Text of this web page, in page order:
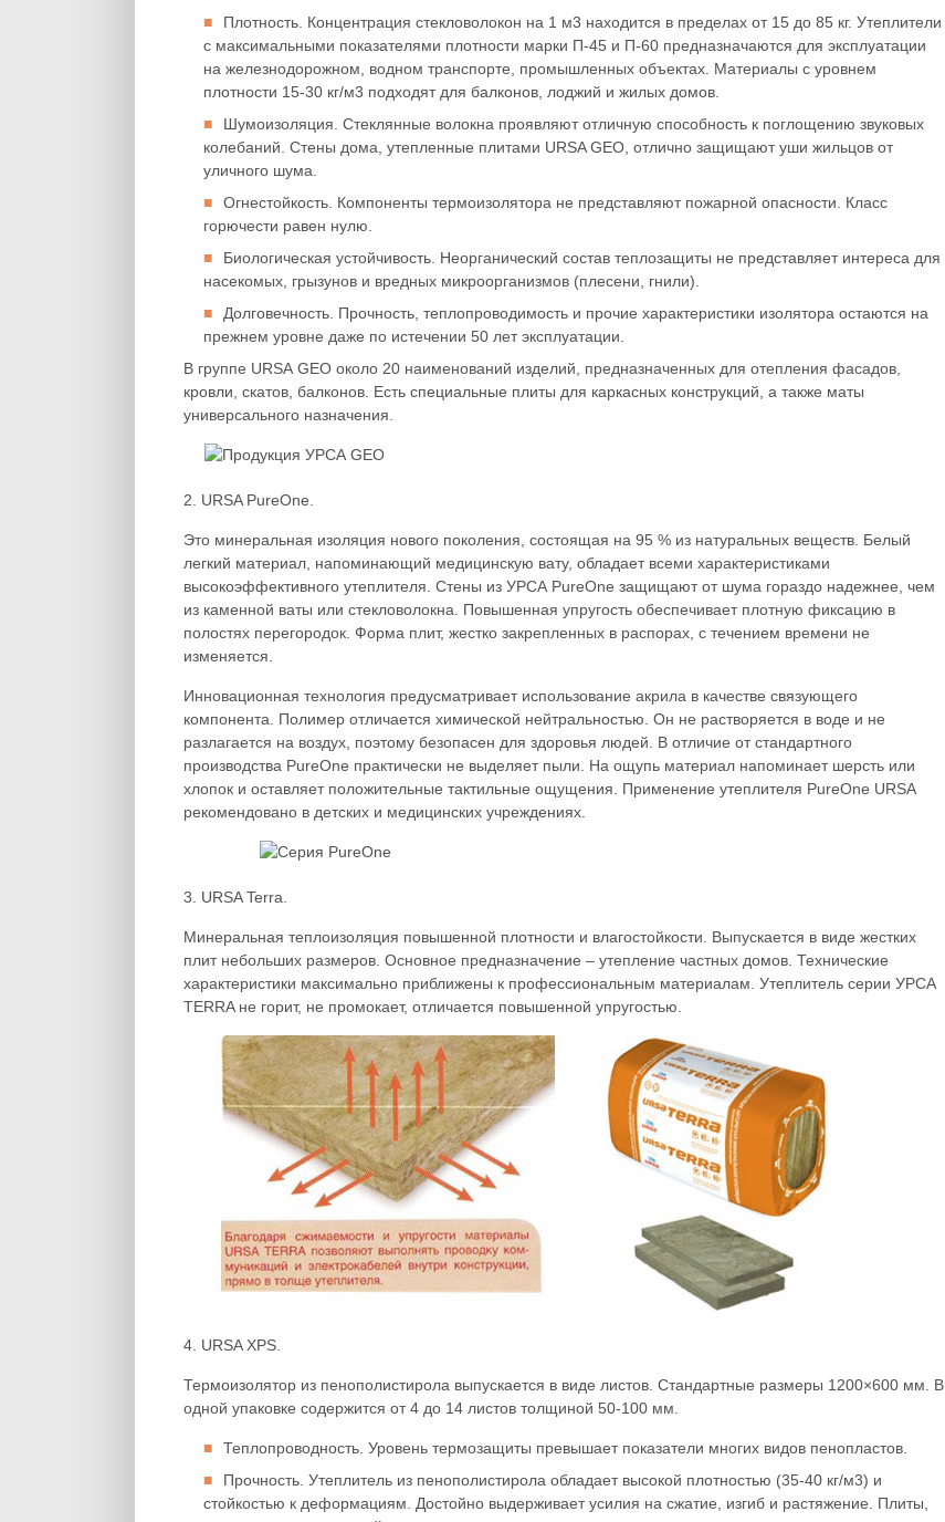
Плотность. Концентрация стекловолокон на 1 м3 находится в пределах от 15 до 85 кг. Утеплители
с максимальными показателями плотности марки П-45 и П-60 предназначаются для эксплуатации
на железнодорожном, водном транспорте, промышленных объектах. Материалы с уровнем
плотности 15-30 кг/м3 подходят для балконов, лоджий и жилых домов.
Шумоизоляция. Стеклянные волокна проявляют отличную способность к поглощению звуковых
колебаний. Стены дома, утепленные плитами URSA GEO, отлично защищают уши жильцов от
уличного шума.
Огнестойкость. Компоненты термоизолятора не представляют пожарной опасности. Класс
горючести равен нулю.
Биологическая устойчивость. Неорганический состав теплозащиты не представляет интереса для
насекомых, грызунов и вредных микроорганизмов (плесени, гнили).
Долговечность. Прочность, теплопроводимость и прочие характеристики изолятора остаются на
прежнем уровне даже по истечении 50 лет эксплуатации.
В группе URSA GEO около 20 наименований изделий, предназначенных для отепления фасадов,
кровли, скатов, балконов. Есть специальные плиты для каркасных конструкций, а также маты
универсального назначения.
2. URSA PureOne.
Это минеральная изоляция нового поколения, состоящая на 95 % из натуральных веществ. Белый
легкий материал, напоминающий медицинскую вату, обладает всеми характеристиками
высокоэффективного утеплителя. Стены из УРСА PureOne защищают от шума гораздо надежнее, чем
из каменной ваты или стекловолокна. Повышенная упругость обеспечивает плотную фиксацию в
полостях перегородок. Форма плит, жестко закрепленных в распорах, с течением времени не
изменяется.
Инновационная технология предусматривает использование акрила в качестве связующего
компонента. Полимер отличается химической нейтральностью. Он не растворяется в воде и не
разлагается на воздух, поэтому безопасен для здоровья людей. В отличие от стандартного
производства PureOne практически не выделяет пыли. На ощупь материал напоминает шерсть или
хлопок и оставляет положительные тактильные ощущения. Применение утеплителя PureOne URSA
рекомендовано в детских и медицинских учреждениях.
3. URSA Terra.
Минеральная теплоизоляция повышенной плотности и влагостойкости. Выпускается в виде жестких
плит небольших размеров. Основное предназначение – утепление частных домов. Технические
характеристики максимально приближены к профессиональным материалам. Утеплитель серии УРСА
TERRA не горит, не промокает, отличается повышенной упругостью.
4. URSA XPS.
Термоизолятор из пенополистирола выпускается в виде листов. Стандартные размеры 1200×600 мм. В
одной упаковке содержится от 4 до 14 листов толщиной 50-100 мм.
Теплопроводность. Уровень термозащиты превышает показатели многих видов пенопластов.
Прочность. Утеплитель из пенополистирола обладает высокой плотностью (35-40 кг/м3) и
стойкостью к деформациям. Достойно выдерживает усилия на сжатие, изгиб и растяжение. Плиты,